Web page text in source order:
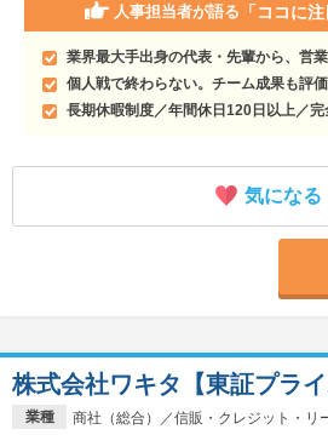
人事担当者が語る 「ココに注
業界最大手出身の代表・先輩から、営
個人戦で終わらない。チーム成果も評
長期休暇制度／年間休日120日以上／完
気になる
業種
商社（総合）／信販・クレジット・リ
株式会社ワキタ【東証プライ